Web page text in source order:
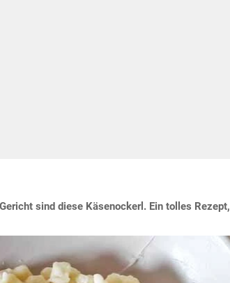
sind diese Käsenockerl. Ein tolles Rezept,